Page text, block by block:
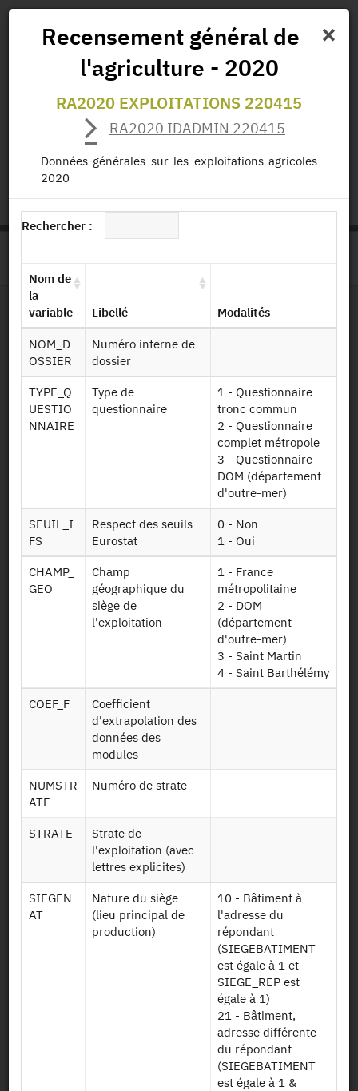
Missions
status.io EN | FR
Dessin de fichier
Identifiant persistant (DOI)
RA : Recensement Général de
l'Agriculture - 2020
Autres produits :2020
, 2000 - DOM, 2000, 1988 -
DOM, 1988, 1980-1981 - DOM, 1979, 1970
Autorisation :Comité du Secret Statistique
Mise à disposition :26/04/2022
Dessin de fichier
EXPLOITATIONS
220415
Données
générales sur les
exploitations
agricoles 2020
des exploitations
Données sur les
PBS (production
×
Recensement général de
l'agriculture - 2020
RA2020 EXPLOITATIONS 220415
RA2020 IDADMIN 220415
Données générales sur les exploitations agricoles
2020
Rechercher :
Nom de
la
variable
Libellé Modalités
NOM_D
OSSIER
Numéro interne de
dossier
TYPE_Q
UESTIO
NNAIRE
Type de
questionnaire
1 - Questionnaire
tronc commun
2 - Questionnaire
complet métropole
3 - Questionnaire
DOM (département
d'outre-mer)
SEUIL_I
FS
Respect des seuils
Eurostat
0 - Non
1 - Oui
CHAMP_
GEO
Champ
géographique du
siège de
l'exploitation
1 - France
métropolitaine
2 - DOM
(département
d'outre-mer)
3 - Saint Martin
4 - Saint Barthélémy
COEF_F
Coefficient
d'extrapolation des
données des
modules
NUMSTR
ATE
Numéro de strate
STRATE
Strate de
l'exploitation (avec
lettres explicites)
SIEGEN
AT
Nature du siège
(lieu principal de
production)
10 - Bâtiment à
l'adresse du
répondant
(SIEGEBATIMENT
est égale à 1 et
SIEGE_REP est
égale à 1)
21 - Bâtiment,
adresse différente
du répondant
(SIEGEBATIMENT
est égale à 1 &